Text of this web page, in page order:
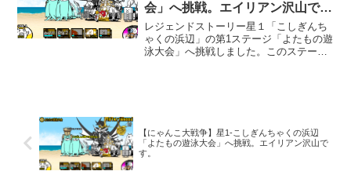
会」へ挑戦。エイリアン沢山で
す。
レジェンドストーリー星１「こしぎんち
ゃくの浜辺」の第1ステージ「よたもの遊
泳大会」へ挑戦しました。このステージ
【にゃんこ大戦争】星1-こしぎんちゃくの浜辺
「よたもの遊泳大会」へ挑戦。エイリアン沢山で
す。